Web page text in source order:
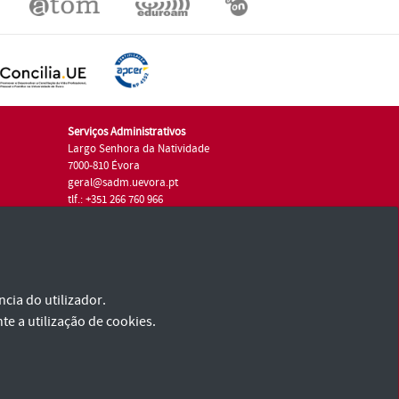
Serviços Administrativos
Largo Senhora da Natividade
7000-810 Évora
geral@sadm.uevora.pt
tlf.: +351 266 760 966
do utilizador.
a utilização de cookies.